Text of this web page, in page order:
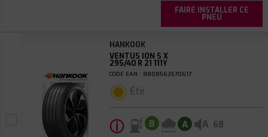
FAIRE INSTALLER CE
PNEU
HANKOOK
VENTUS ION S X
295/40 R 21 111Y
CODE EAN : 8808563570617
Été
ⓘ B A A 68